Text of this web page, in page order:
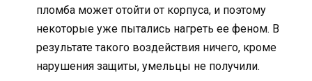
пломба может отойти от корпуса, и поэтому
некоторые уже пытались нагреть ее феном. В
результате такого воздействия ничего, кроме
нарушения защиты, умельцы не получили.